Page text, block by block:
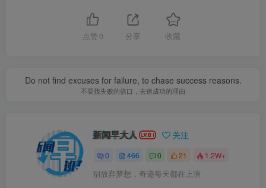
点赞 0 分享 收藏
Do not find excuses for failure, to chase success reasons.
不要找失败的借口，去追成功的理由
新闻早大人 关注
0 466 0 21 1.2W+
别放弃梦想，奇迹每天都在上演